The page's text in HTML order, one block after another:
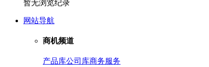
暂无浏览纪录
网站导航
商机频道
产品库公司库商务服务